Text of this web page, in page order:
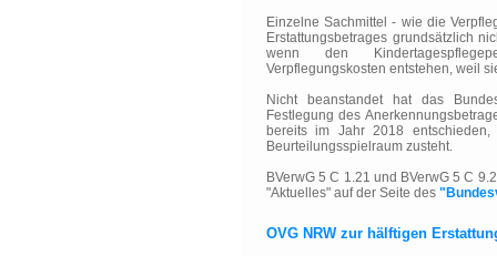
Einzelne Sachmittel - wie die
Erstattungsbetrages grundsätzlich
wenn den
Verpflegungskosten entstehen, weil
Nicht beanstandet hat das
Festlegung des
bereits im Jahr 2018
Beurteilungsspielraum zusteht.
BVerwG 5 C 1.21 und BVerwG 5 C
"Aktuelles" auf der Seite des
OVG NRW zur hälftigen